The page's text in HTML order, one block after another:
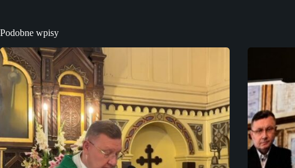
Podobne wpisy